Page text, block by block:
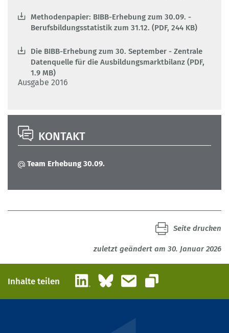
Methodenpapier: BIBB-Erhebung zum 30.09. -
Berufsbildungsstatistik zum 31.12. (PDF, 244 KB)
Die BIBB-Erhebung zum 30. September - Zentrale
Datenquelle für die Ausbildungsmarktbilanz (PDF,
1.9 MB)
Ausgabe 2016
KONTAKT
Team Erhebung 30.09.
zuletzt geändert am 30. Januar 2026
Seite drucken
Inhalte teilen LinkedInBlueskyE-Mail
Link kopieren